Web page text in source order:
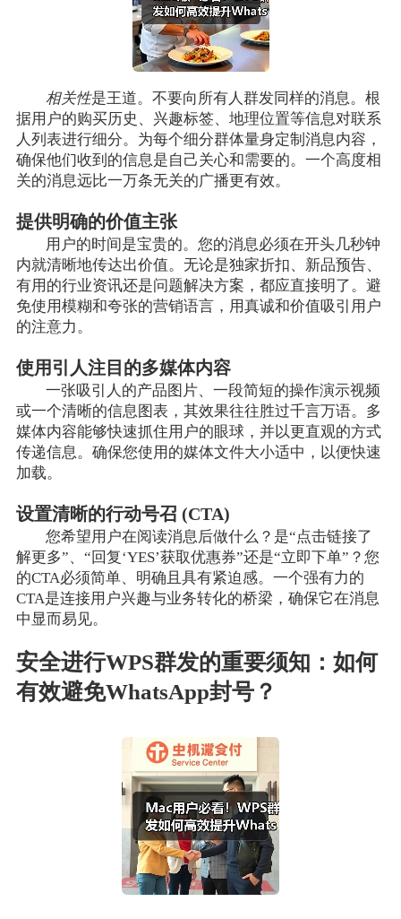
相关性是王道。不要向所有人群发同样的消息。根
据用户的购买历史、兴趣标签、地理位置等信息对联系
人列表进行细分。为每个细分群体量身定制消息内容，
确保他们收到的信息是自己关心和需要的。一个高度相
关的消息远比一万条无关的广播更有效。
提供明确的价值主张
用户的时间是宝贵的。您的消息必须在开头几秒钟
内就清晰地传达出价值。无论是独家折扣、新品预告、
有用的行业资讯还是问题解决方案，都应直接明了。避
免使用模糊和夸张的营销语言，用真诚和价值吸引用户
的注意力。
使用引人注目的多媒体内容
一张吸引人的产品图片、一段简短的操作演示视频
或一个清晰的信息图表，其效果往往胜过千言万语。多
媒体内容能够快速抓住用户的眼球，并以更直观的方式
传递信息。确保您使用的媒体文件大小适中，以便快速
加载。
设置清晰的行动号召 (CTA)
您希望用户在阅读消息后做什么？是“点击链接了
解更多”、“回复‘YES’获取优惠券”还是“立即下单”？您
的CTA必须简单、明确且具有紧迫感。一个强有力的
CTA是连接用户兴趣与业务转化的桥梁，确保它在消息
中显而易见。
安全进行WPS群发的重要须知：如何
有效避免WhatsApp封号？